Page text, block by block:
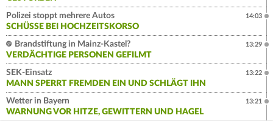
Polizei stoppt mehrere Autos
SCHÜSSE BEI HOCHZEITSKORSO
14:03
Brandstiftung in Mainz-Kastel?
VERDÄCHTIGE PERSONEN GEFILMT
13:29
SEK-Einsatz
MANN SPERRT FREMDEN EIN UND SCHLÄGT IHN
13:22
Wetter in Bayern
WARNUNG VOR HITZE, GEWITTERN UND HAGEL
13:21